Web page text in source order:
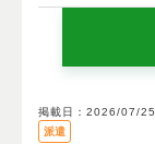
掲載日：2026/07/25
派遣